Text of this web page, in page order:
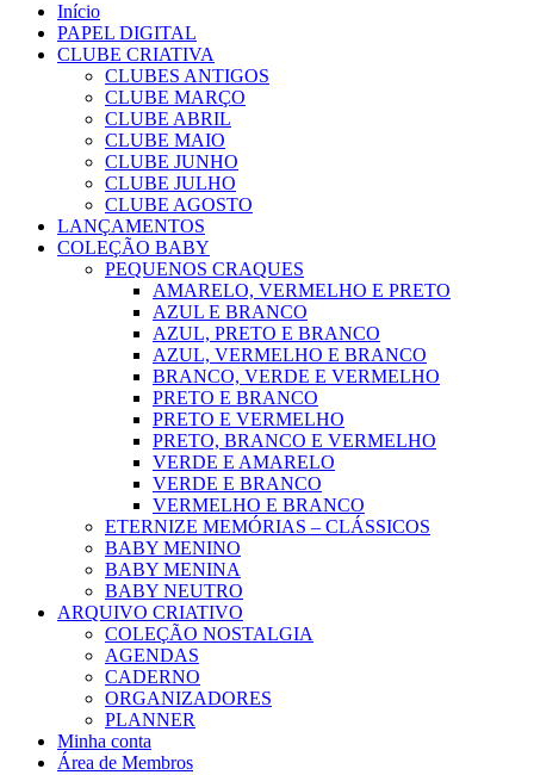
Início
PAPEL DIGITAL
CLUBE CRIATIVA
CLUBES ANTIGOS
CLUBE MARÇO
CLUBE ABRIL
CLUBE MAIO
CLUBE JUNHO
CLUBE JULHO
CLUBE AGOSTO
LANÇAMENTOS
COLEÇÃO BABY
PEQUENOS CRAQUES
AMARELO, VERMELHO E PRETO
AZUL E BRANCO
AZUL, PRETO E BRANCO
AZUL, VERMELHO E BRANCO
BRANCO, VERDE E VERMELHO
PRETO E BRANCO
PRETO E VERMELHO
PRETO, BRANCO E VERMELHO
VERDE E AMARELO
VERDE E BRANCO
VERMELHO E BRANCO
ETERNIZE MEMÓRIAS – CLÁSSICOS
BABY MENINO
BABY MENINA
BABY NEUTRO
ARQUIVO CRIATIVO
COLEÇÃO NOSTALGIA
AGENDAS
CADERNO
ORGANIZADORES
PLANNER
Minha conta
Área de Membros